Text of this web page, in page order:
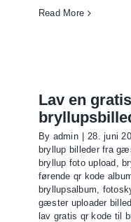
Read More
Lav en
By admin 28. juni
bryllup billeder fra
bryllup foto upload ,
førende qr kode
bryllupsalbum,
gæster uploader
lav gratis qr kode til